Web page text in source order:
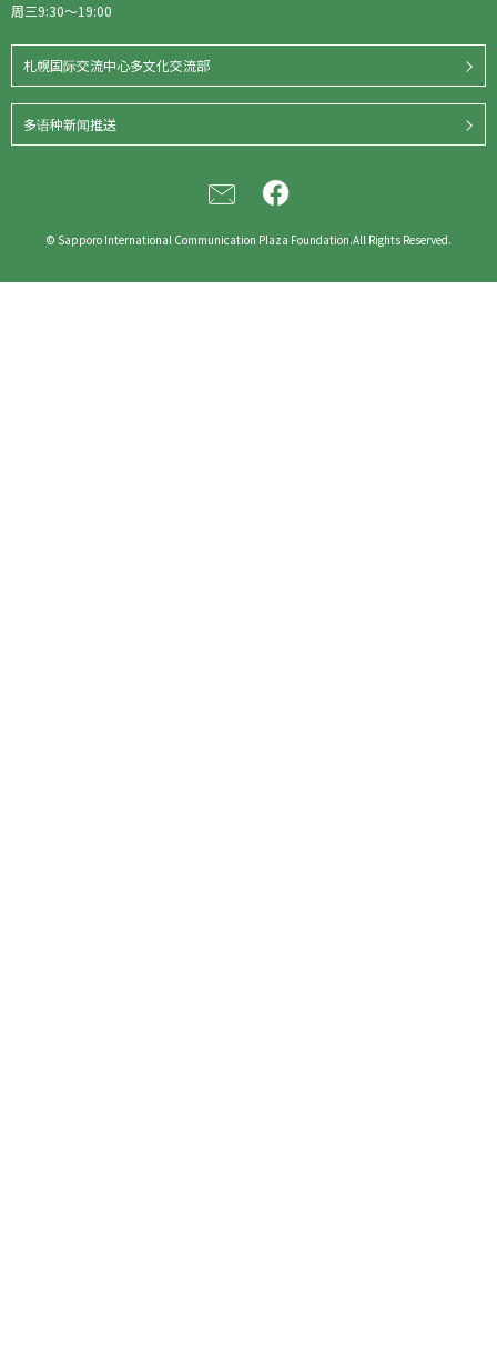
周三9:30～19:00
札幌国际交流中心多文化交流部
多语种新闻推送
© Sapporo International Communication Plaza Foundation.All Rights Reserved.